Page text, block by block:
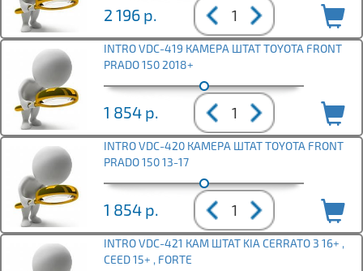
2 196 р.
INTRO VDC-419 КАМЕРА ШТАТ TOYOTA FRONT
PRADO 150 2018+
1 854 р.
INTRO VDC-420 КАМЕРА ШТАТ TOYOTA FRONT
PRADO 150 13-17
1 854 р.
INTRO VDC-421 КАМ ШТАТ KIA CERRATO 3 16+ ,
CEED 15+ , FORTE